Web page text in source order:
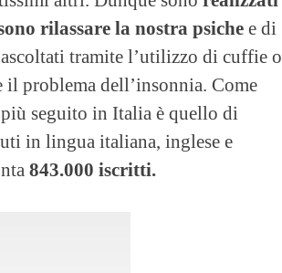
rilassare la nostra psiche e di
tramite l’utilizzo di cuffie o
problema dell’insonnia. Come
più seguito in Italia è quello di
in lingua italiana, inglese e
843.000 iscritti.